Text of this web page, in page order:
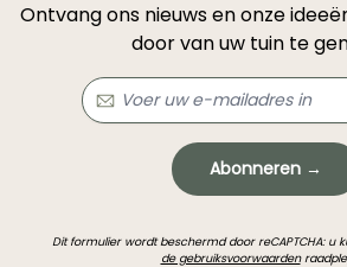
Ontvang ons nieuws en onze
door van uw tuin te
Abonneren →
Dit formulier wordt beschermd door reCAPTCHA: u
de gebruiksvoorwaarden